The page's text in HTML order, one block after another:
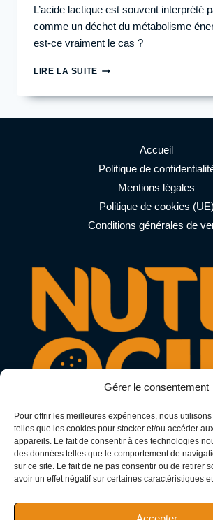
Gérer le consentement
Pour offrir les meilleures expériences, nous
telles que les cookies pour stocker et/ou accéder
appareils. Le fait de consentir à ces technologies
des données telles que le comportement de
sur ce site. Le fait de ne pas consentir ou de retirer
avoir un effet négatif sur certaines caractéristiques
L’acide lactique est souvent interprété
comme un déchet du métabolisme
est-ce vraiment le cas ?
LIRE LA SUITEACIDE
/
:
UN
SUBSTRAT
ÉNERGÉTIQUE
Accueil
Politique de
Mentions légales
Politique de cookies (UE)
Conditions générales de
N° Adeli : 11866275
SIREN : 977944412